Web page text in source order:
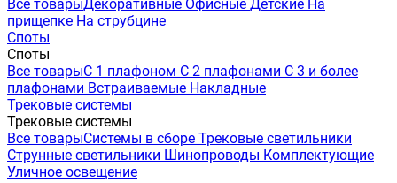
Все товарыДекоративные Офисные Детские На
прищепке На струбцине
Споты
Споты
Все товарыС 1 плафоном С 2 плафонами С 3 и более
плафонами Встраиваемые Накладные
Трековые системы
Трековые системы
Все товарыСистемы в сборе Трековые светильники
Струнные светильники Шинопроводы Комплектующие
Уличное освещение